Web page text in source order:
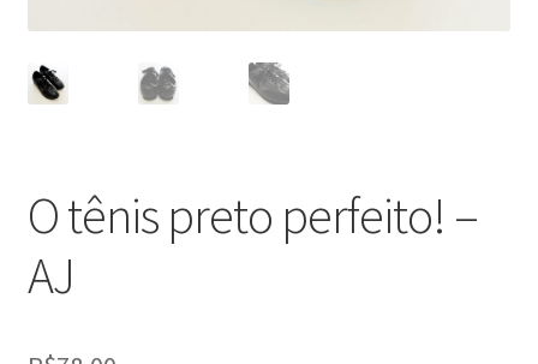
O tênis preto perfeito! –
AJ